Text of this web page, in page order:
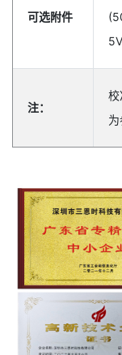
可选附件
注：
校